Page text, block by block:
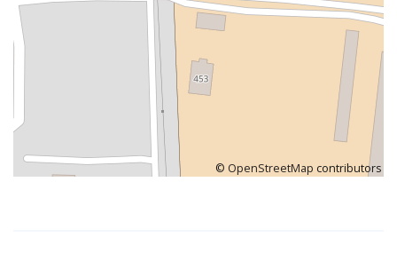
© OpenStreetMap contributors